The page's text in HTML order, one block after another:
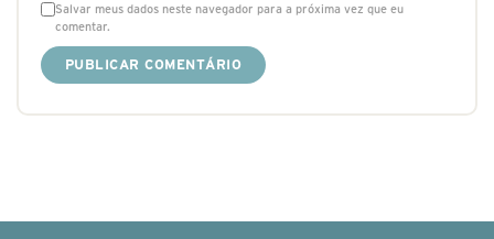
Salvar meus dados neste navegador para a próxima vez que eu
comentar.